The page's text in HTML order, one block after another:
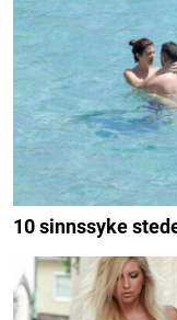
10 sinnssyke